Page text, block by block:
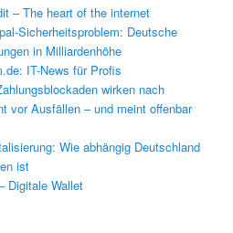
– The heart of the internet
Sicherheitsproblem: Deutsche
in Milliardenhöhe
IT-News für Profis
wirken nach
vor Ausfällen – und meint offenbar
Wie abhängig Deutschland
ist
Digitale Wallet